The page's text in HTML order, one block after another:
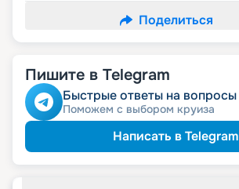
Поделиться
Пишите в Telegram
Быстрые ответы на вопросы
Поможем с выбором круиза
Написать в Telegram